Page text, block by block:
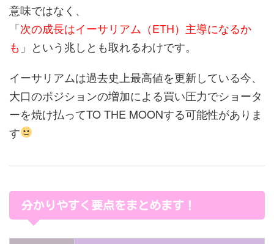
意味ではなく、
「次の成長はイーサリアム（ETH）主導になるか
も 」という兆しとも取れるわけです。
イーサリアムは過去史上最高値を更新している今、
大口のポジションの増加による買い圧力でショータ
ーを焼け払ってTO THE MOONする可能性がありま
す
分かりやすく要点をまとめます！